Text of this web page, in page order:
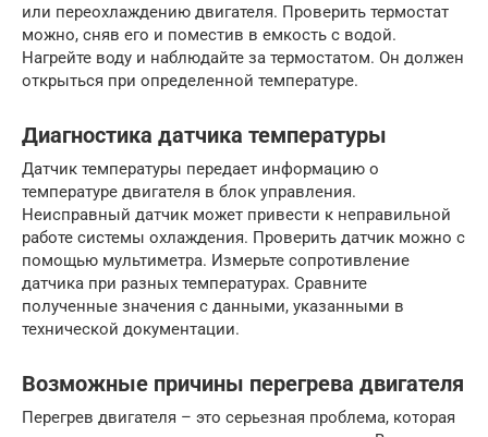
или переохлаждению двигателя. Проверить термостат
можно, сняв его и поместив в емкость с водой.
Нагрейте воду и наблюдайте за термостатом. Он должен
открыться при определенной температуре.
Диагностика датчика температуры
Датчик температуры передает информацию о
температуре двигателя в блок управления.
Неисправный датчик может привести к неправильной
работе системы охлаждения. Проверить датчик можно с
помощью мультиметра. Измерьте сопротивление
датчика при разных температурах. Сравните
полученные значения с данными, указанными в
технической документации.
Возможные причины перегрева двигателя
Перегрев двигателя – это серьезная проблема, которая